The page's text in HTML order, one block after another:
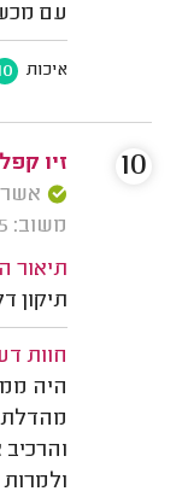
עם
איכות
זיו
אשרור: 28/
משוב: 18/02/2025
תיאור
תיקון
חוות
היה
10